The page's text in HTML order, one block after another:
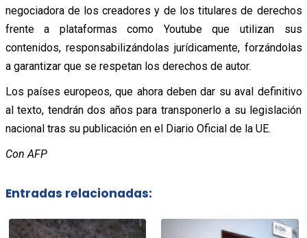
negociadora de los creadores y de los titulares de derechos
frente a plataformas como Youtube que utilizan sus
contenidos, responsabilizándolas jurídicamente, forzándolas
a garantizar que se respetan los derechos de autor.
Los países europeos, que ahora deben dar su aval definitivo
al texto, tendrán dos años para transponerlo a su legislación
nacional tras su publicación en el Diario Oficial de la UE.
Con AFP
Entradas relacionadas: